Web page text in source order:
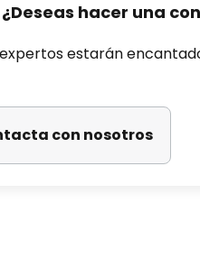
¿Deseas hacer una
estarán
con nosotros